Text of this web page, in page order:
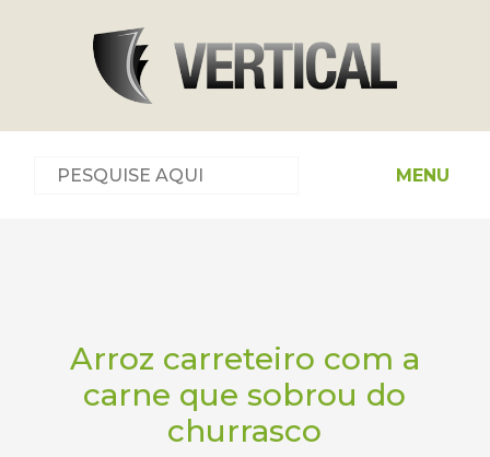
MENU
Arroz carreteiro com a
carne que sobrou do
churrasco